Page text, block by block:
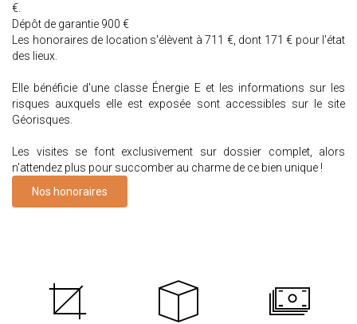
€.
Dépôt de garantie 900 €
Les honoraires de location s'élèvent à 711 €, dont 171 € pour l'état
des lieux.
Elle bénéficie d'une classe Énergie E et les informations sur les
risques auxquels elle est exposée sont accessibles sur le site
Géorisques.
Les visites se font exclusivement sur dossier complet, alors
n'attendez plus pour succomber au charme de ce bien unique !
Nos honoraires